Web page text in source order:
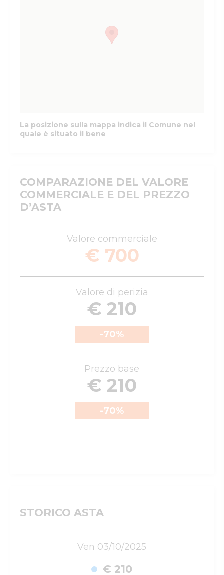
La posizione sulla mappa indica il Comune nel
quale è situato il bene
COMPARAZIONE DEL VALORE
COMMERCIALE E DEL PREZZO
D’ASTA
Valore commerciale
€ 700
Valore di perizia
€ 210
-70%
Prezzo base
€ 210
-70%
STORICO ASTA
Ven 03/10/2025
€ 210